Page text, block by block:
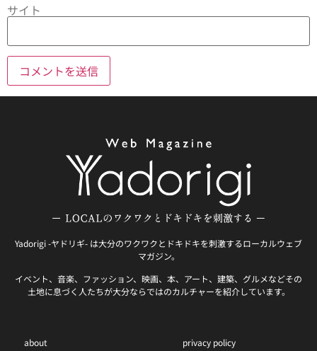
サイト
Yadorigi -ヤドリギ- は大分のワクワクとドキドキを刺激するローカルウェブ
マガジン。
イベント、音楽、ファッション、映画、本、アート、建築、グルメなどその
土地に息づく人たちが大分ならではのカルチャーを紹介しています。
about privacy policy